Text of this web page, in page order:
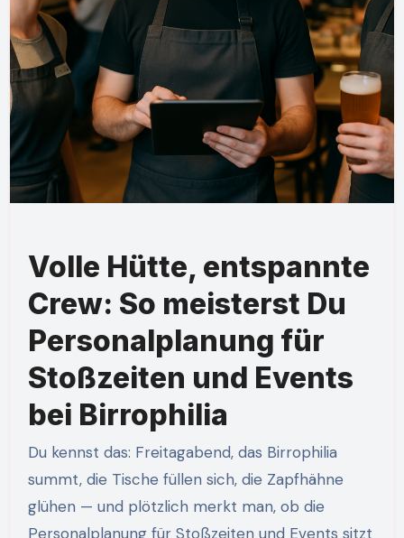
Volle Hütte, entspannte
Crew: So meisterst Du
Personalplanung für
Stoßzeiten und Events
bei Birrophilia
Du kennst das: Freitagabend, das Birrophilia
summt, die Tische füllen sich, die Zapfhähne
glühen — und plötzlich merkt man, ob die
Personalplanung für Stoßzeiten und Events sitzt